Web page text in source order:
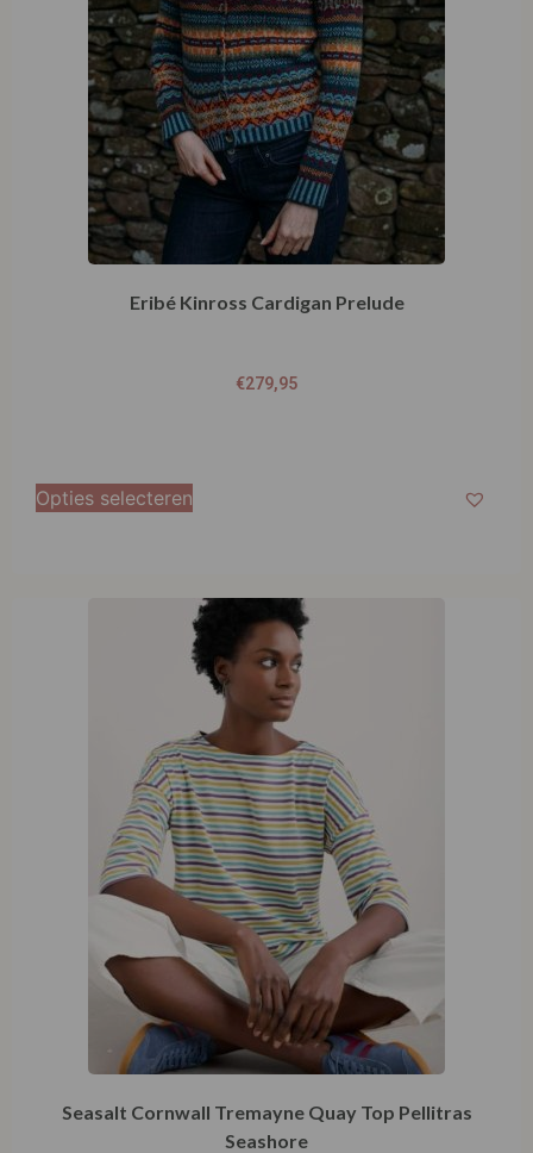
Eribé Kinross Cardigan Prelude
€279,95
Opties selecteren
Seasalt Cornwall Tremayne Quay Top Pellitras
Seashore